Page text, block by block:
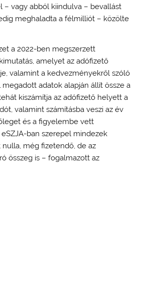
vagy abból kiindulva – bevallást
meghaladta a félmilliót – közölte
a 2022-ben megszerzett
amelyet az adófizető
valamint a kedvezményekről szóló
megadott adatok alapján állít össze a
kiszámítja az adófizető helyett a
valamint számításba veszi az év
és a figyelembe vett
ban szerepel mindezek
még fizetendő, de az
összeg is – fogalmazott az